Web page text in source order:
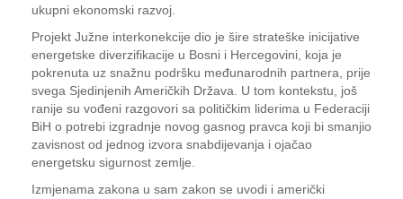
ukupni ekonomski razvoj.
Projekt Južne interkonekcije dio je šire strateške inicijative
energetske diverzifikacije u Bosni i Hercegovini, koja je
pokrenuta uz snažnu podršku međunarodnih partnera, prije
svega Sjedinjenih Američkih Država. U tom kontekstu, još
ranije su vođeni razgovori sa političkim liderima u Federaciji
BiH o potrebi izgradnje novog gasnog pravca koji bi smanjio
zavisnost od jednog izvora snabdijevanja i ojačao
energetsku sigurnost zemlje.
Izmjenama zakona u sam zakon se uvodi i američki